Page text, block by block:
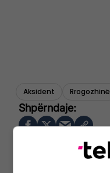
Aksident Rrogozhinë